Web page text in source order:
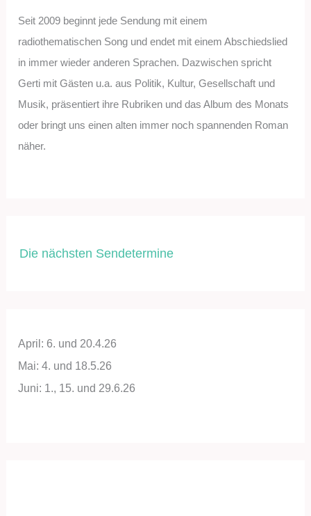
Seit 2009 beginnt jede Sendung mit einem
radiothematischen Song und endet mit einem Abschiedslied
in immer wieder anderen Sprachen. Dazwischen spricht
Gerti mit Gästen u.a. aus Politik, Kultur, Gesellschaft und
Musik, präsentiert ihre Rubriken und das Album des Monats
oder bringt uns einen alten immer noch spannenden Roman
näher.
Die nächsten Sendetermine
April: 6. und 20.4.26
Mai: 4. und 18.5.26
Juni: 1., 15. und 29.6.26